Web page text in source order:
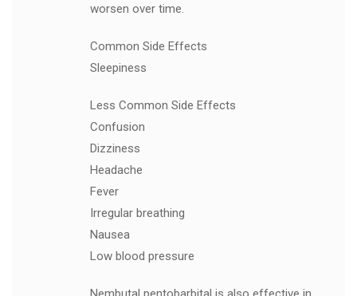
worsen over time.
Common Side Effects
Sleepiness
Less Common Side Effects
Confusion
Dizziness
Headache
Fever
Irregular breathing
Nausea
Low blood pressure